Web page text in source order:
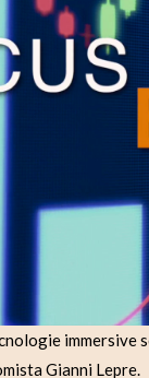
Gianni Lepre.